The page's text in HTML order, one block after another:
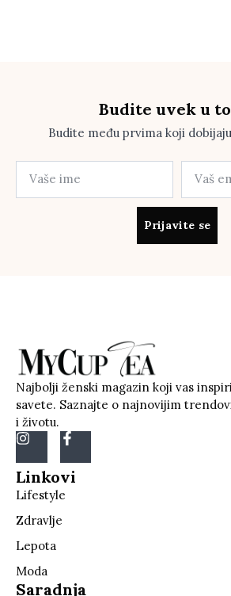
Budite uvek u
Budite među prvima koji
Prijavite se
Najbolji ženski magazin koji vas
savete. Saznajte o najnovijim
i životu.
Linkovi
Lifestyle
Zdravlje
Lepota
Moda
Saradnja